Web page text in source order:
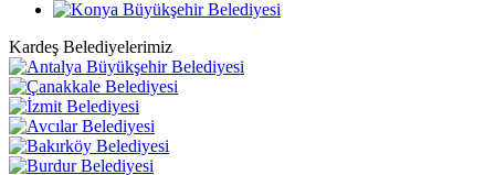
Kardeş Belediyelerimiz